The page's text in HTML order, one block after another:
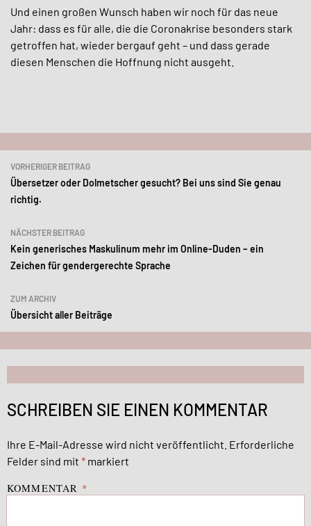
Und einen großen Wunsch haben wir noch für das neue
Jahr: dass es für alle, die die Coronakrise besonders stark
getroffen hat, wieder bergauf geht – und dass gerade
diesen Menschen die Hoffnung nicht ausgeht.
Beitragsnavigation
VORHERIGER BEITRAG
Übersetzer oder Dolmetscher gesucht? Bei uns sind Sie genau
richtig.
NÄCHSTER BEITRAG
Kein generisches Maskulinum mehr im Online-Duden – ein
Zeichen für gendergerechte Sprache
ZUM ARCHIV
Übersicht aller Beiträge
SCHREIBEN SIE EINEN KOMMENTAR
Ihre E-Mail-Adresse wird nicht veröffentlicht. Erforderliche
Felder sind mit * markiert
KOMMENTAR *